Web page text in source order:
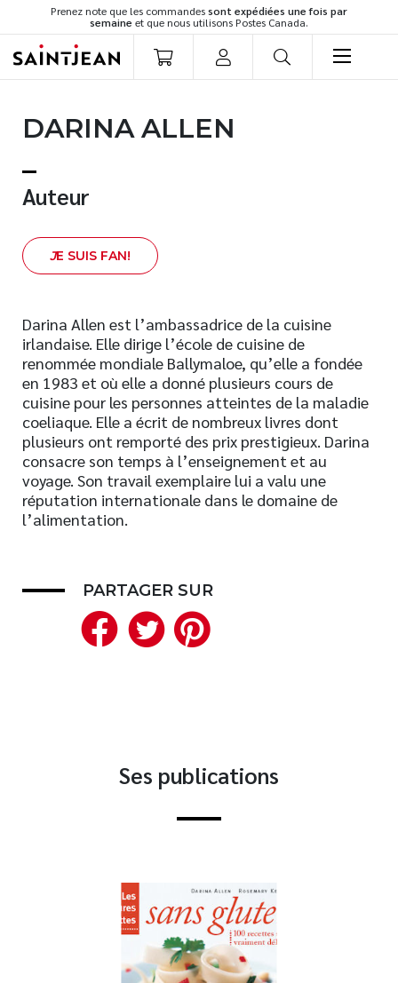
Prenez note que les commandessont expédiées une fois par
semaine et que nous utilisons Postes Canada.
Romans
Développement personnel
Spiritualité
Famille
Témoignages
Vie pratique
Finances
Nouveautés
Numérique
Livres audio
Meilleurs vendeurs
Page vedette
À PROPOS
CONTACT
DARINA ALLEN
Auteur
JE SUIS FAN!
Darina Allen est l’ambassadrice de la cuisine
irlandaise. Elle dirige l’école de cuisine de
renommée mondiale Ballymaloe, qu’elle a fondée
en 1983 et où elle a donné plusieurs cours de
cuisine pour les personnes atteintes de la maladie
coeliaque. Elle a écrit de nombreux livres dont
plusieurs ont remporté des prix prestigieux. Darina
consacre son temps à l’enseignement et au
voyage. Son travail exemplaire lui a valu une
réputation internationale dans le domaine de
l’alimentation.
PARTAGER SUR
Facebook
Twitter
Ses publications